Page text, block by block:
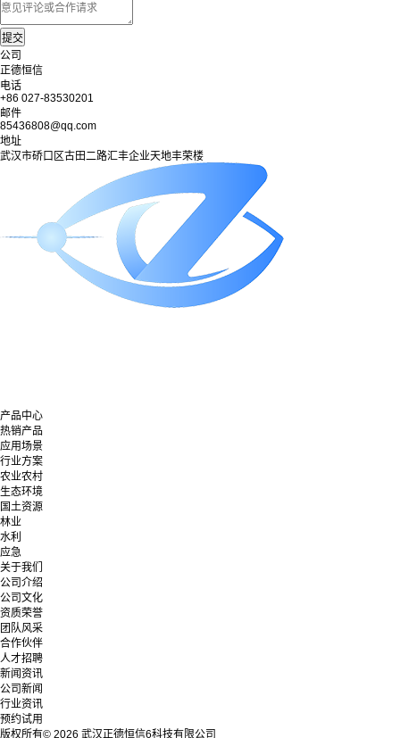
公司
正德恒信
电话
+86 027-83530201
邮件
85436808@qq.com
地址
武汉市硚口区古田二路汇丰企业天地丰荣楼
产品中心
热销产品
应用场景
行业方案
农业农村
生态环境
国土资源
林业
水利
应急
关于我们
公司介绍
公司文化
资质荣誉
团队风采
合作伙伴
人才招聘
新闻资讯
公司新闻
行业资讯
预约试用
版权所有© 2026 武汉正德恒信6科技有限公司